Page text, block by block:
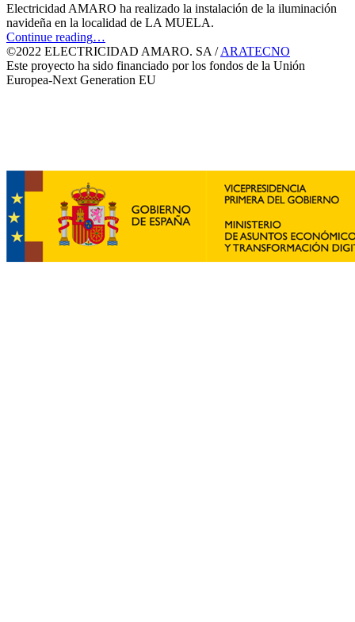
Electricidad AMARO ha realizado la instalación de la iluminación
navideña en la localidad de LA MUELA.
Continue reading“Iluminación
Navideña
La
Muela”
…
©2022 ELECTRICIDAD AMARO. SA /ARATECNO
Este proyecto ha sido financiado por los fondos de la Unión
Europea-Next Generation EU